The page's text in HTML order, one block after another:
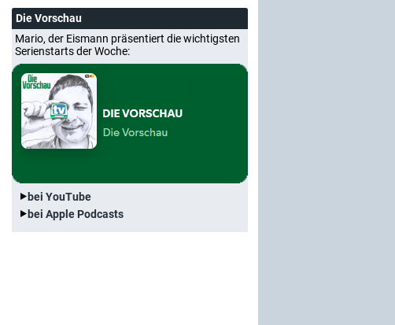
Die Vorschau
Mario, der Eismann präsentiert die wichtigsten
Serienstarts der Woche:
bei YouTube
bei Apple Podcasts